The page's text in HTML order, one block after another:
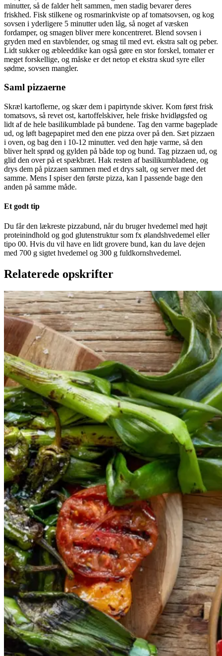
minutter, så de falder helt sammen, men stadig bevarer deres
friskhed. Fisk stilkene og rosmarinkviste op af tomatsovsen, og kog
sovsen i yderligere 5 minutter uden låg, så noget af væsken
fordamper, og smagen bliver mere koncentreret. Blend sovsen i
gryden med en stavblender, og smag til med evt. ekstra salt og peber.
Lidt sukker og æbleeddike kan også gøre en stor forskel, tomater er
meget forskellige, og måske er det netop et ekstra skud syre eller
sødme, sovsen mangler.
Saml pizzaerne
Skræl kartoflerne, og skær dem i papirtynde skiver. Kom først frisk
tomatsovs, så revet ost, kartoffelskiver, hele friske hvidløgsfed og
lidt af de hele basilikumblade på bundene. Tag den varme bageplade
ud, og løft bagepapiret med den ene pizza over på den. Sæt pizzaen
i oven, og bag den i 10-12 minutter. ved den høje varme, så den
bliver helt sprød og gylden på både top og bund. Tag pizzaen ud, og
glid den over på et spækbræt. Hak resten af basilikumbladene, og
drys dem på pizzaen sammen med et drys salt, og server med det
samme. Mens I spiser den første pizza, kan I passende bage den
anden på samme måde.
Et godt tip
Du får den lækreste pizzabund, når du bruger hvedemel med højt
proteinindhold og god glutenstruktur som fx ølandshvedemel eller
tipo 00. Hvis du vil have en lidt grovere bund, kan du lave dejen
med 700 g sigtet hvedemel og 300 g fuldkornshvedemel.
Relaterede opskrifter
CatalanskCatalansk
bønnesalatbønnesala
t medmed
grilledegrillede
grøntsagergrøntsage
r ogog salbitxada-
saucesalbitxada-
sauce
Gem opskrift
Vegansk
Vegetarisk
Vores version af den traditionelle
salat empedrat fra det catalanske
køkken. Spis den med brød som
en let frokost eller i et større
måltid som her. Salbitxada minder
noget om en anden ligeledes
catalansk sauce, romesco. I
Catalonien spises den til såkaldte
calcots, der er små porrelignende
løg. Dem griller man helt sorte, så
fjerner man den yderste skal og
dypper det fløjlsbløde løg i
saucen. Calcots er svære at
opdrive på disse kanter, men små
nye porrer kan bruges.